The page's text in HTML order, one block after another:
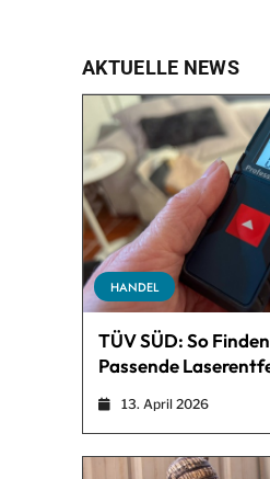
AKTUELLE NEWS
HANDEL
TÜV SÜD: So
Passende
13. April 2026